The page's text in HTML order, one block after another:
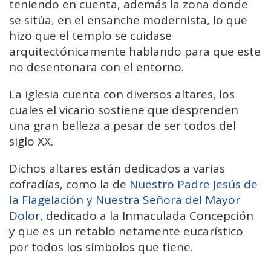
teniendo en cuenta, además la zona donde
se sitúa, en el ensanche modernista, lo que
hizo que el templo se cuidase
arquitectónicamente hablando para que este
no desentonara con el entorno.
La iglesia cuenta con diversos altares, los
cuales el vicario sostiene que desprenden
una gran belleza a pesar de ser todos del
siglo XX.
Dichos altares están dedicados a varias
cofradías, como la de Nuestro Padre Jesús de
la Flagelación y Nuestra Señora del Mayor
Dolor, dedicado a la Inmaculada Concepción
y que es un retablo netamente eucarístico
por todos los símbolos que tiene.